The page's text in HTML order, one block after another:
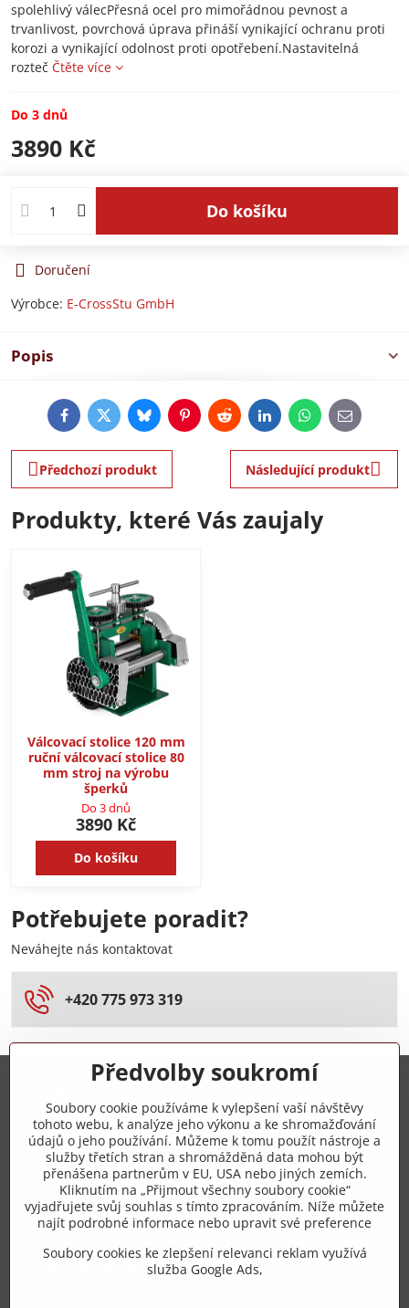
spolehlivý válecPřesná ocel pro mimořádnou pevnost a
trvanlivost, povrchová úprava přináší vynikající ochranu proti
korozi a vynikající odolnost proti opotřebení.Nastavitelná
rozteč Čtěte více
Do 3 dnů
3890 Kč
Do košíku
Doručení
Výrobce: E-CrossStu GmbH​
Popis
FacebookTwitterBlueskyPinterestRedditLinkedInWhatsApp
E-
mail
Předchozí produkt Následující produkt
Produkty, které Vás zaujaly
Válcovací stolice 120 mm
ruční válcovací stolice 80
mm stroj na výrobu
šperků
Do 3 dnů
3890 Kč
Do košíku
Potřebujete poradit?
Neváhejte nás kontaktovat
+420 775 973 319
+420 775 973 319
info​@zipzop​.cz
Objednávky
Vše k nákupu
Předvolby soukromí
Soubory cookie používáme k vylepšení vaší návštěvy
tohoto webu, k analýze jeho výkonu a ke shromažďování
údajů o jeho používání. Můžeme k tomu použít nástroje a
služby třetích stran a shromážděná data mohou být
přenášena partnerům v EU, USA nebo jiných zemích.
Kliknutím na „Přijmout všechny soubory cookie“
vyjadřujete svůj souhlas s tímto zpracováním. Níže můžete
najít podrobné informace nebo upravit své preference
Soubory cookies ke zlepšení relevanci reklam využívá
služba Google Ads,